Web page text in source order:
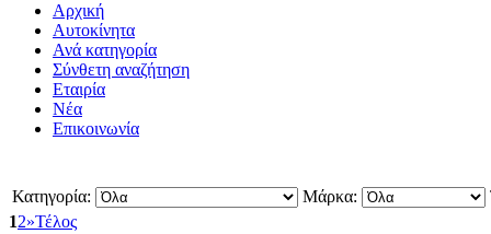
Αρχική
Αυτοκίνητα
Ανά κατηγορία
Σύνθετη αναζήτηση
Εταιρία
Νέα
Επικοινωνία
Κατηγορία: Μάρκα:
12»Τέλος